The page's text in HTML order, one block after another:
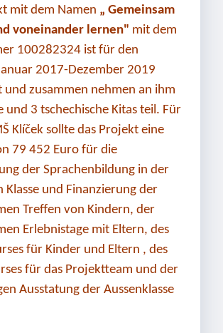
mit dem Namen „ Gemeinsam
voneinander lernen" mit dem
100282324 ist für den
2017-Dezember 2019
und zusammen nehmen an ihm
und 3 tschechische Kitas teil. Für
Klíček sollte das Projekt eine
79 452 Euro für die
der Sprachenbildung in der
Klasse und Finanzierung der
Treffen von Kindern, der
Erlebnistage mit Eltern, des
für Kinder und Eltern , des
für das Projektteam und der
Ausstatung der Aussenklasse